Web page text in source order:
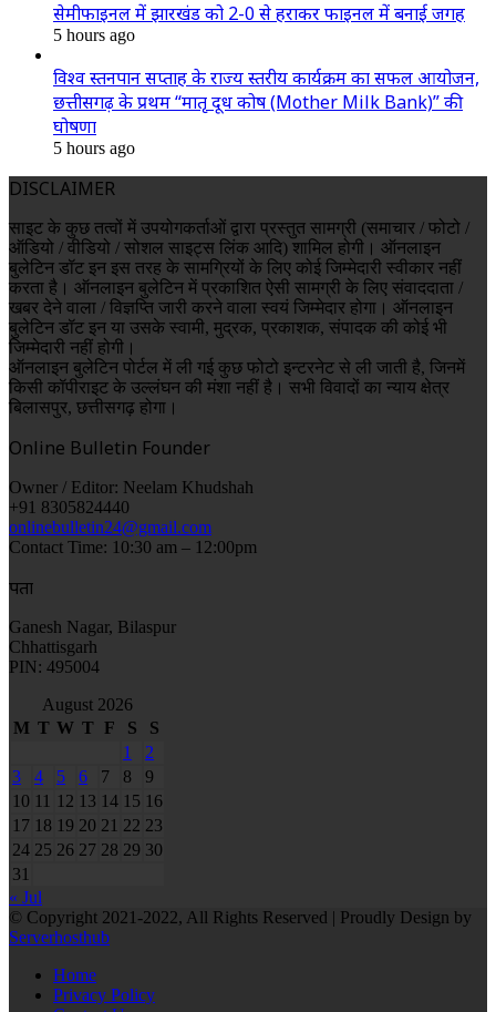
सेमीफाइनल में झारखंड को 2-0 से हराकर फाइनल में बनाई जगह
5 hours ago
विश्व स्तनपान सप्ताह के राज्य स्तरीय कार्यक्रम का सफल आयोजन,
छत्तीसगढ़ के प्रथम “मातृ दूध कोष (Mother Milk Bank)” की
घोषणा
5 hours ago
DISCLAIMER
साइट के कुछ तत्वों में उपयोगकर्ताओं द्वारा प्रस्तुत सामग्री (समाचार / फोटो /
ऑडियो / वीडियो / सोशल साइट्स लिंक आदि) शामिल होगी। ऑनलाइन
बुलेटिन डॉट इन इस तरह के सामग्रियों के लिए कोई जिम्मेदारी स्वीकार नहीं
करता है। ऑनलाइन बुलेटिन में प्रकाशित ऐसी सामग्री के लिए संवाददाता /
खबर देने वाला / विज्ञप्ति जारी करने वाला स्वयं जिम्मेदार होगा। ऑनलाइन
बुलेटिन डॉट इन या उसके स्वामी, मुद्रक, प्रकाशक, संपादक की कोई भी
जिम्मेदारी नहीं होगी।
ऑनलाइन बुलेटिन पोर्टल में ली गई कुछ फोटो इन्टरनेट से ली जाती है, जिनमें
किसी कॉपीराइट के उल्लंघन की मंशा नहीं है। सभी विवादों का न्याय क्षेत्र
बिलासपुर, छत्तीसगढ़ होगा।
Online Bulletin Founder
Owner / Editor: Neelam Khudshah
+91 8305824440
onlinebulletin24@gmail.com
Contact Time: 10:30 am – 12:00pm
पता
Ganesh Nagar, Bilaspur
Chhattisgarh
PIN: 495004
August 2026
M T W T F S
S
1
2
3
4 5 6 7 8
9
10 11 12 13 14 15 16
17 18 19 20 21 22 23
24 25 26 27 28 29 30
31
« Jul
© Copyright 2021-2022, All Rights Reserved | Proudly Design by
Serverhosthub
Home
Privacy Policy